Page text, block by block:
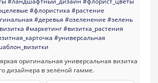
#флористика #растение
#деревья #озеленение #зелень
#маркетинг#визитка_растения
#универсальная